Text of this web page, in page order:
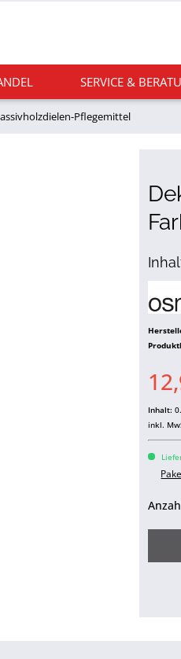
SERVICE &
Pflegemittel
Inhalt:
inkl.